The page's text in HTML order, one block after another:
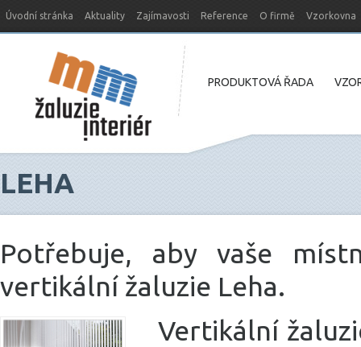
Úvodní stránka Aktuality Zajímavosti Reference O firmě Vzorkovna
PRODUKTOVÁ ŘADA
LEHA
Potřebuje, aby vaše
vertikální žaluzie Leha.
Vertikální